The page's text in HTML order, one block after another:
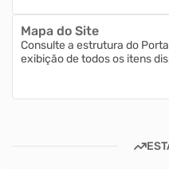
Mapa do Site
Consulte a estrutura do
exibição de todos os itens